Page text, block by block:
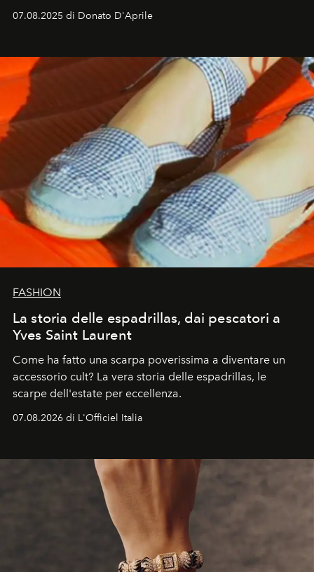
07.08.2025 di Donato D'Aprile
FASHION
La storia delle espadrillas, dai pescatori a
Yves Saint Laurent
Come ha fatto una scarpa poverissima a diventare un
accessorio cult? La vera storia delle espadrillas, le
scarpe dell'estate per eccellenza.
07.08.2026 di L'Officiel Italia